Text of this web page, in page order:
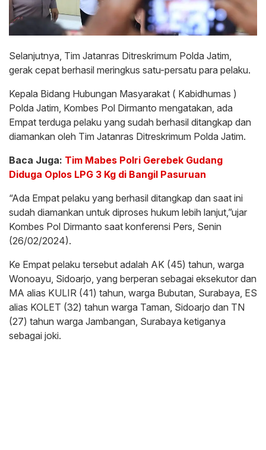
Selanjutnya, Tim Jatanras Ditreskrimum Polda Jatim,
gerak cepat berhasil meringkus satu-persatu para pelaku.
Kepala Bidang Hubungan Masyarakat ( Kabidhumas )
Polda Jatim, Kombes Pol Dirmanto mengatakan, ada
Empat terduga pelaku yang sudah berhasil ditangkap dan
diamankan oleh Tim Jatanras Ditreskrimum Polda Jatim.
Baca Juga: Tim Mabes Polri Gerebek Gudang
Diduga Oplos LPG 3 Kg di Bangil Pasuruan
“Ada Empat pelaku yang berhasil ditangkap dan saat ini
sudah diamankan untuk diproses hukum lebih lanjut,”ujar
Kombes Pol Dirmanto saat konferensi Pers, Senin
(26/02/2024).
Ke Empat pelaku tersebut adalah AK (45) tahun, warga
Wonoayu, Sidoarjo, yang berperan sebagai eksekutor dan
MA alias KULIR (41) tahun, warga Bubutan, Surabaya, ES
alias KOLET (32) tahun warga Taman, Sidoarjo dan TN
(27) tahun warga Jambangan, Surabaya ketiganya
sebagai joki.